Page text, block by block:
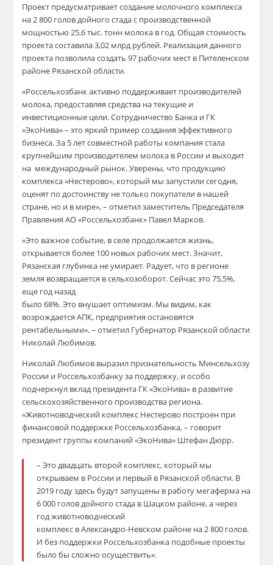
Проект предусматривает создание молочного комплекса
на 2 800 голов дойного стада с производственной
мощностью 25,6 тыс. тонн молока в год. Общая стоимость
проекта составила 3,02 млрд рублей. Реализация данного
проекта позволила создать 97 рабочих мест в Пителенском
районе Рязанской области.
«Россельхозбанк активно поддерживает производителей
молока, предоставляя средства на текущие и
инвестиционные цели. Сотрудничество Банка и ГК
«ЭкоНива» – это яркий пример создания эффективного
бизнеса. За 5 лет совместной работы компания стала
крупнейшим производителем молока в России и выходит
на международный рынок. Уверены, что продукцию
комплекса «Нестерово», который мы запустили сегодня,
оценят по достоинству не только покупатели в нашей
стране, но и в мире», – отметил заместитель Председателя
Правления АО «Россельхозбанк» Павел Марков.
«Это важное событие, в селе продолжается жизнь,
открывается более 100 новых рабочих мест. Значит,
Рязанская глубинка не умирает. Радует, что в регионе
земля возвращается в сельхозоборот. Сейчас это 75,5%,
еще год назад
было 68%. Это внушает оптимизм. Мы видим, как
возрождается АПК, предприятия остановятся
рентабельными», – отметил Губернатор Рязанской области
Николай Любимов.
Николай Любимов выразил признательность Минсельхозу
России и Россельхозбанку за поддержку, и особо
подчеркнул вклад президента ГК «ЭкоНива» в развитие
сельскохозяйственного производства региона.
«Животноводческий комплекс Нестерово построен при
финансовой поддержке Россельхозбанка, – говорит
президент группы компаний «ЭкоНива» Штефан Дюрр.
– Это двадцать второй комплекс, который мы
открываем в России и первый в Рязанской области. В
2019 году здесь будут запущены в работу мегаферма на
6 000 голов дойного стада в Шацком районе, а через
год животноводческий
комплекс в Александро-Невском районе на 2 800 голов.
И без поддержки Россельхозбанка подобные проекты
было бы сложно осуществить».